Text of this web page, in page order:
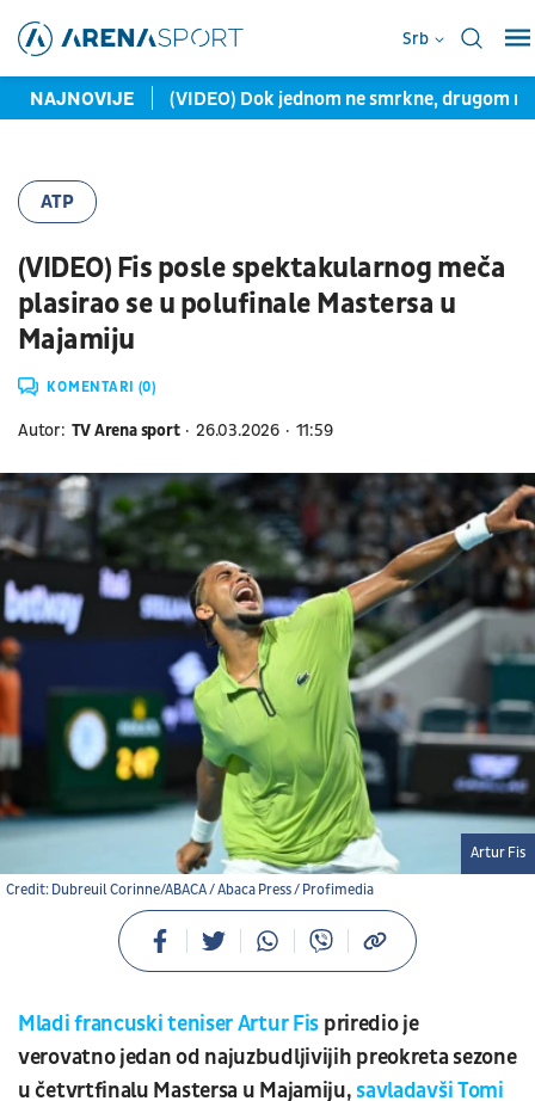
Srb
NAJNOVIJE
da pričaju (VIDEO) Dok jednom ne smrkne, drugom ne
ATP
(VIDEO) Fis posle spektakularnog meča
plasirao se u polufinale Mastersa u
Majamiju
KOMENTARI (0)
Autor: TV Arena sport 26.03.2026 11:59
Credit: Dubreuil Corinne/ABACA / Abaca Press / Profimedia
Artur Fis
Mladi francuski teniser Artur Fis priredio je
verovatno jedan od najuzbudljivijih preokreta sezone
u četvrtfinalu Mastersa u Majamiju, savladavši Tomi